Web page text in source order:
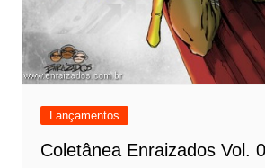
Lançamentos
Coletânea Enraizados Vol.